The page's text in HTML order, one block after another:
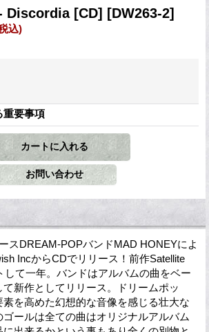
Discordia [CD] [DW263-2]
込)
重要事項
スDREAM-POPバンドMAD HONEYによ
IncからCDでリリース！前作Satellite
して一年。バンドはアルバムの曲をベー
新作としてリリース。ドリームポッ
を高めた幻想的な音像を感じる壮大な
ールは全ての曲はオリジナルアルバム